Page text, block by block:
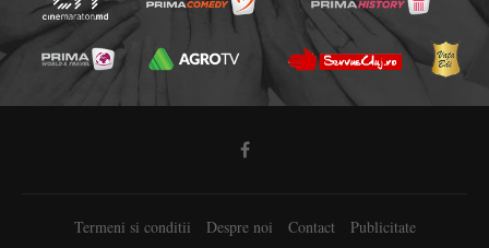
Termeni si conditii Despre noi Contact Publicitate